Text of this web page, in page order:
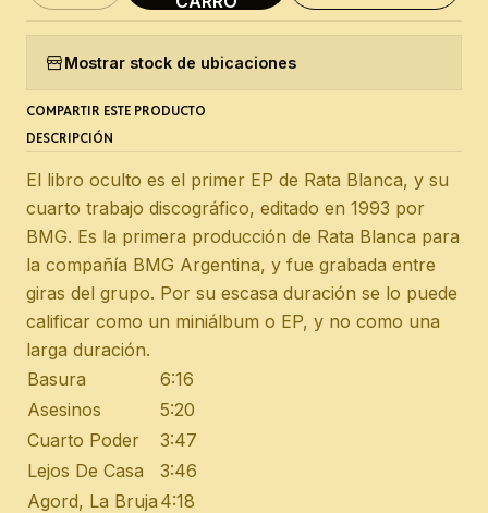
Mostrar stock de ubicaciones
COMPARTIR ESTE PRODUCTO
DESCRIPCIÓN
El libro oculto es el primer EP de Rata Blanca, y su
cuarto trabajo discográfico, editado en 1993 por
BMG. Es la primera producción de Rata Blanca para
la compañía BMG Argentina, y fue grabada entre
giras del grupo. Por su escasa duración se lo puede
calificar como un miniálbum o EP, y no como una
larga duración.
Basura
6:16
Asesinos
5:20
Cuarto Poder
3:47
Lejos De Casa
3:46
Agord, La Bruja 4:18